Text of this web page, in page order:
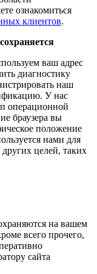
ознакомиться
клиентов.
ваш адрес
диагностику
наш
У нас
операционной
браузера вы
положение
нами для
целей, таких
на вашем
всего прочего,
сайта